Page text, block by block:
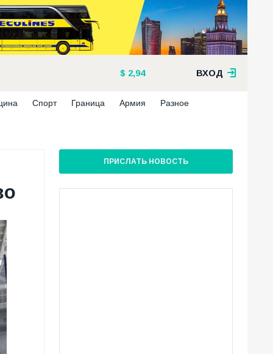
2,94 ВХОД
Спорт Граница Армия Разное
ПРИСЛАТЬ НОВОСТЬ